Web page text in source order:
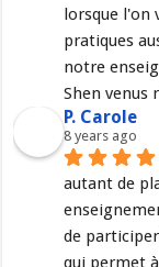
lorsque l'on
pratiques
notre
Shen venus
P. Carole
8 years ago
autant de
de
qui permet